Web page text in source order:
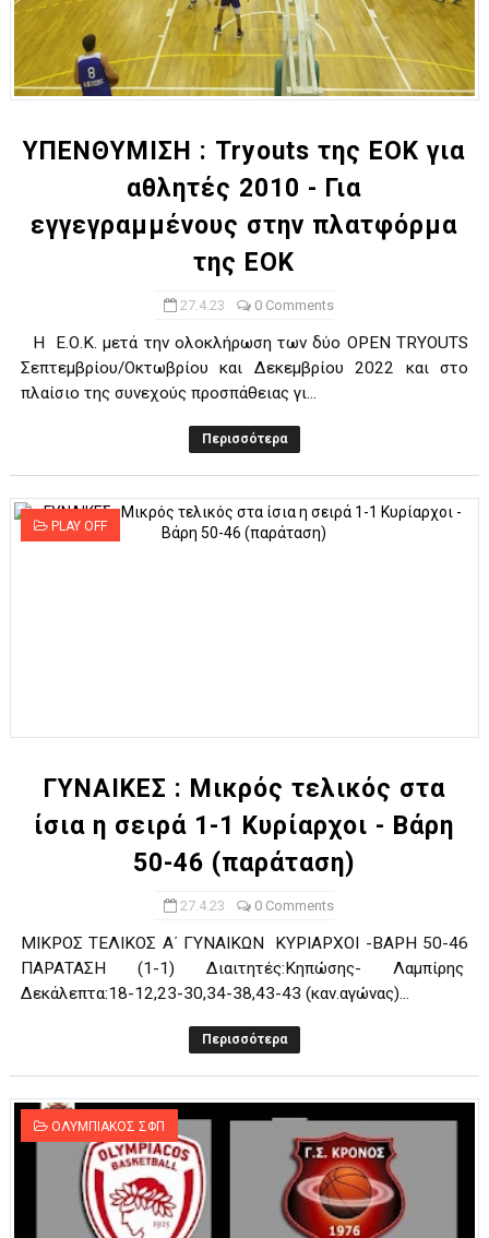
ΥΠΕΝΘΥΜΙΣΗ : Tryouts της ΕΟΚ για
αθλητές 2010 - Για
εγγεγραμμένους στην πλατφόρμα
της ΕΟΚ
27.4.23 0 Comments
H Ε.Ο.Κ. μετά την ολοκλήρωση των δύο OPEN TRYOUTS
Σεπτεμβρίου/Οκτωβρίου και Δεκεμβρίου 2022 και στο
πλαίσιο της συνεχούς προσπάθειας γι...
Περισσότερα
PLAY OFF
ΓΥΝΑΙΚΕΣ : Μικρός τελικός στα
ίσια η σειρά 1-1 Κυρίαρχοι - Βάρη
50-46 (παράταση)
27.4.23 0 Comments
ΜΙΚΡΟΣ ΤΕΛΙΚΟΣ Α΄ ΓΥΝΑΙΚΩΝ ΚΥΡΙΑΡΧΟΙ -ΒΑΡΗ 50-46
ΠΑΡΑΤΑΣΗ (1-1) Διαιτητές:Κηπώσης- Λαμπίρης
Δεκάλεπτα:18-12,23-30,34-38,43-43 (καν.αγώνας)...
Περισσότερα
ΟΛΥΜΠΙΑΚΟΣ ΣΦΠ